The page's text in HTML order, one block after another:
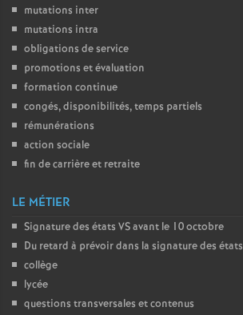
mutations inter
mutations intra
obligations de service
promotions et évaluation
formation continue
congés, disponibilités, temps partiels
rémunérations
action sociale
fin de carrière et retraite
LE MÉTIER
Signature des états VSavant le 10 octobre
Du retard à prévoir dans la signature des états
collège
lycée
questions transversales et contenus